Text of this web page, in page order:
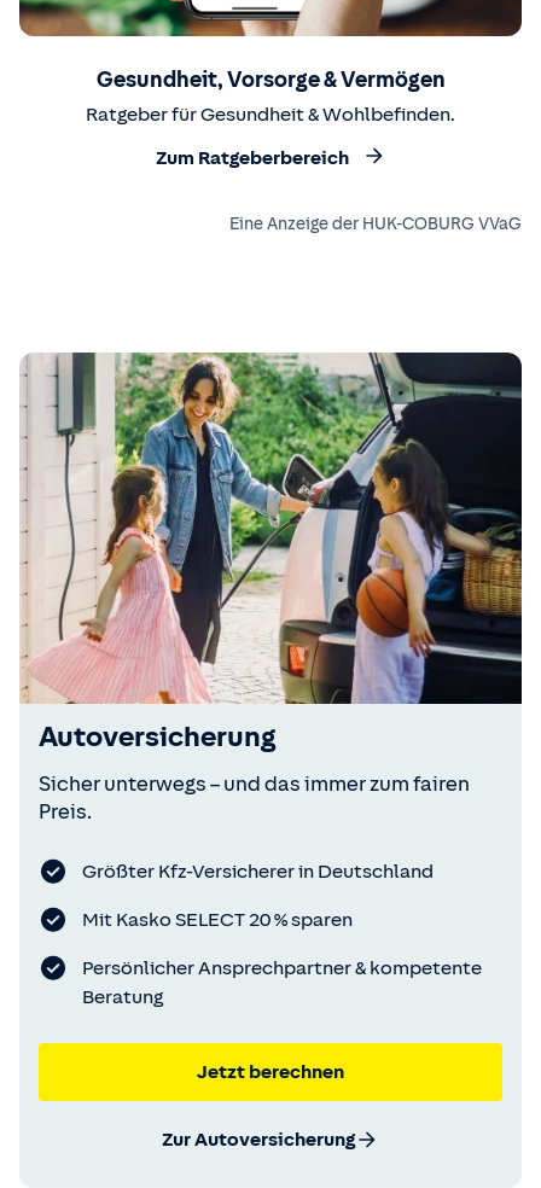
Gesundheit, Vorsorge & Vermögen
Ratgeber für Gesundheit & Wohlbefinden.
Zum Ratgeberbereich
Eine Anzeige der HUK-COBURG VVaG
Autoversicherung
Sicher unterwegs – und das immer zum fairen
Preis.
Größter Kfz-Versicherer in Deutschland
Mit Kasko SELECT 20 % sparen
Persönlicher Ansprechpartner & kompetente
Beratung
Jetzt berechnen
Zur Autoversicherung